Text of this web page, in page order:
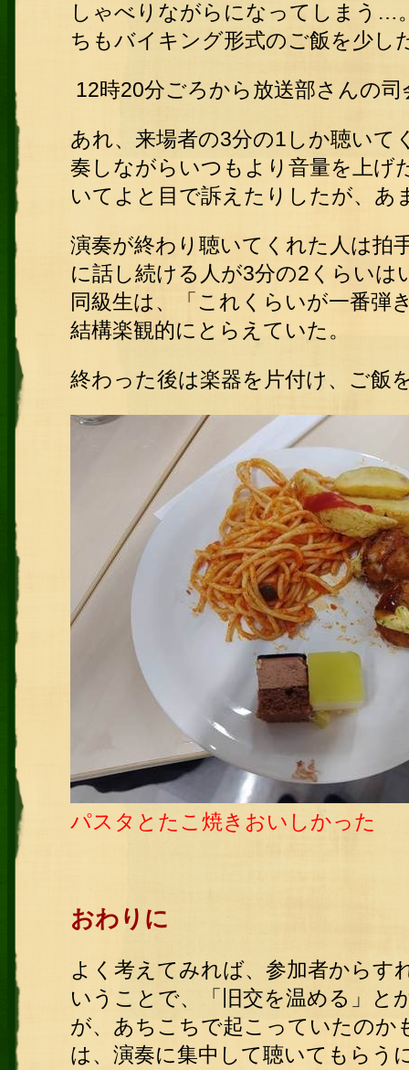
しゃべりながらになってしまう…
ちもバイキング形式のご飯を少し
12時20分ごろから放送部さんの
あれ、来場者の3分の1しか聴いて
奏しながらいつもより音量を上げ
いてよと目で訴えたりしたが、あ
演奏が終わり聴いてくれた人は拍
に話し続ける人が3分の2くらい
同級生は、「これくらいが一番弾
結構楽観的にとらえていた。
終わった後は楽器を片付け、ご飯
パスタとたこ焼きおいしかった
おわりに
よく考えてみれば、参加者からす
いうことで、「旧交を温める」と
が、あちこちで起こっていたのか
は、演奏に集中して聴いてもらう